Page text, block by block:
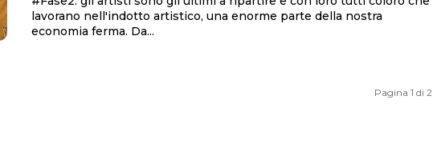
lavorano nell'indotto artistico, una enorme parte della nostra
economia ferma. Da...
Pagina 1 di 2